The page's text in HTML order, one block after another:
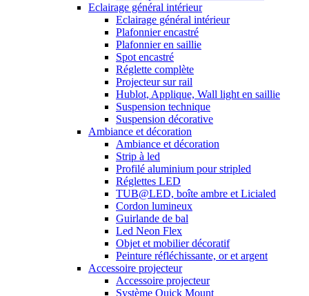
Eclairage général intérieur
Eclairage général intérieur
Plafonnier encastré
Plafonnier en saillie
Spot encastré
Réglette complète
Projecteur sur rail
Hublot, Applique, Wall light en saillie
Suspension technique
Suspension décorative
Ambiance et décoration
Ambiance et décoration
Strip à led
Profilé aluminium pour stripled
Réglettes LED
TUB@LED, boîte ambre et Licialed
Cordon lumineux
Guirlande de bal
Led Neon Flex
Objet et mobilier décoratif
Peinture réfléchissante, or et argent
Accessoire projecteur
Accessoire projecteur
Système Quick Mount